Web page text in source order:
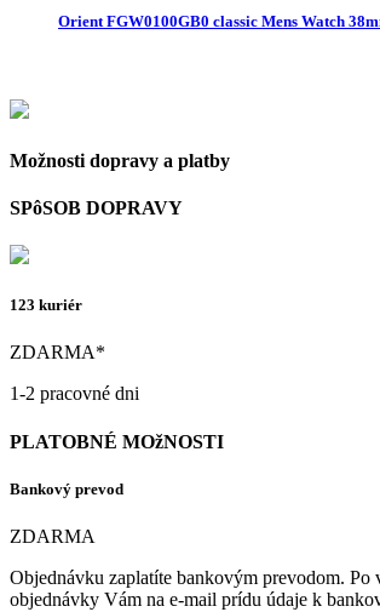
Orient FGW0100GB0 classic Mens Watch
Možnosti dopravy a platby
SPôSOB DOPRAVY
123 kuriér
ZDARMA*
1-2 pracovné dni
PLATOBNÉ MOžNOSTI
Bankový prevod
ZDARMA
Objednávku zaplatíte bankovým prevodom. Po
objednávky Vám na e-mail prídu údaje k